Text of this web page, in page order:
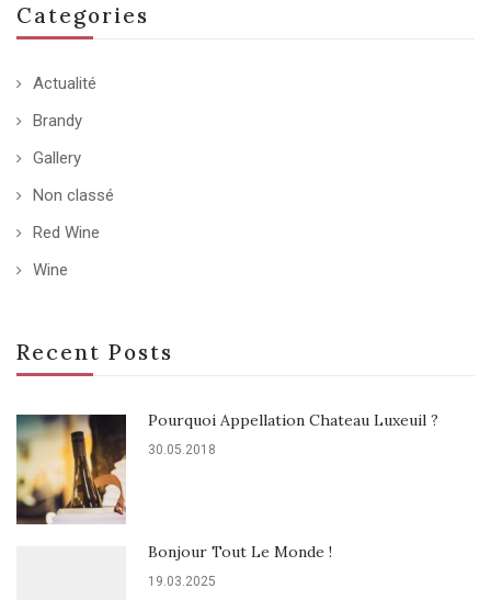
Categories
Actualité
Brandy
Gallery
Non classé
Red Wine
Wine
Recent Posts
Pourquoi Appellation Chateau Luxeuil ?
30.05.2018
Bonjour Tout Le Monde !
19.03.2025